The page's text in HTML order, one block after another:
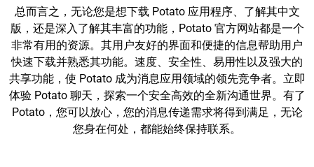
总而言之，无论您是想下载 Potato 应用程序、了解其中文
版，还是深入了解其丰富的功能，Potato 官方网站都是一个
非常有用的资源。其用户友好的界面和便捷的信息帮助用户
快速下载并熟悉其功能。速度、安全性、易用性以及强大的
共享功能，使 Potato 成为消息应用领域的领先竞争者。立即
体验 Potato 聊天，探索一个安全高效的全新沟通世界。有了
Potato，您可以放心，您的消息传递需求将得到满足，无论
您身在何处，都能始终保持联系。